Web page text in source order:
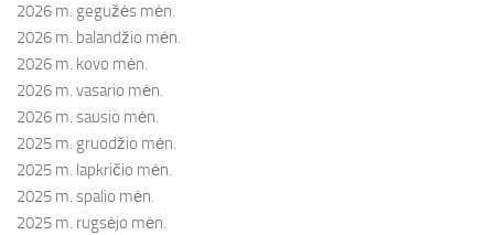
2026 m. gegužės mėn.
2026 m. balandžio mėn.
2026 m. kovo mėn.
2026 m. vasario mėn.
2026 m. sausio mėn.
2025 m. gruodžio mėn.
2025 m. lapkričio mėn.
2025 m. spalio mėn.
2025 m. rugsėjo mėn.